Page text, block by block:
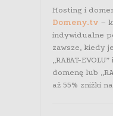
Hosting i
Domeny.tv –
indywidualne
zawsze, kiedy
„RABAT-
domenę lub
aż 55% zniżki